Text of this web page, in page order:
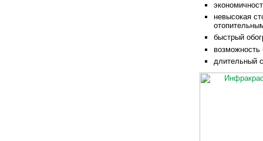
невысокая
быстрый
возможность
длительный